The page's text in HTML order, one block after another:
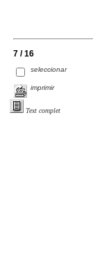
7 / 16
seleccionar
imprimir
Text complet